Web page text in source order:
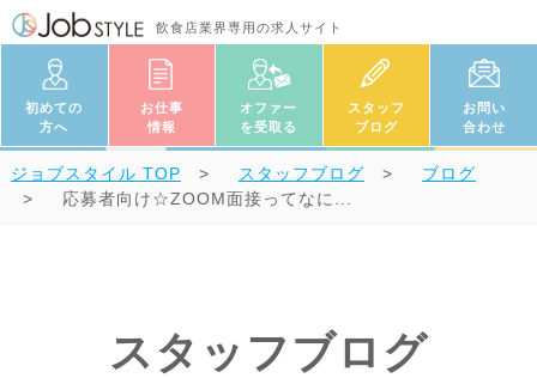
飲食店業界専用の求人サイト
初めての
方へ
お仕事
情報
オファー
を受取る
スタッフ
ブログ
お問い
合わせ
ジョブスタイル TOP スタッフブログ
ブログ
応募者向け☆ZOOM面接ってなに...
スタッフブログ